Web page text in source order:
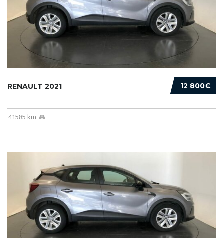
12 800€
RENAULT 2021
41585 km